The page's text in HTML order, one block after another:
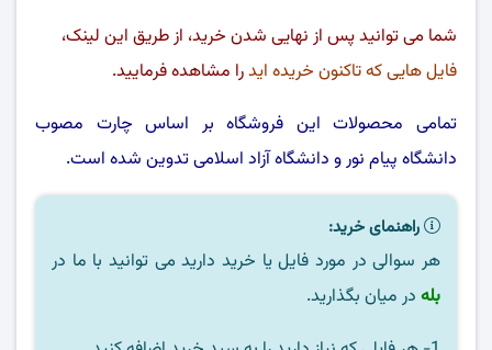
شما می توانید پس از نهایی شدن خرید، از طریق این لینک،
فایل هایی که تاکنون خریده ایدرا مشاهده فرمایید.
تمامی محصولات این فروشگاه بر اساس چارت مصوب
دانشگاه پیام نورو دانشگاه آزاد اسلامیتدوین شده است.
راهنمای خرید:
هر سوالی در مورد فایل یا خرید دارید می توانید با ما در
بله در میان بگذارید.